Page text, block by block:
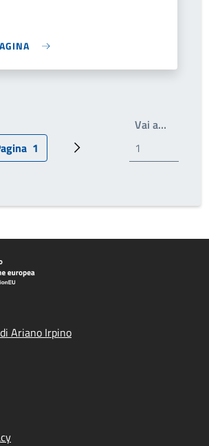
Pagina attuale
1 Prossima pagina
Vai a…
Ariano Irpino